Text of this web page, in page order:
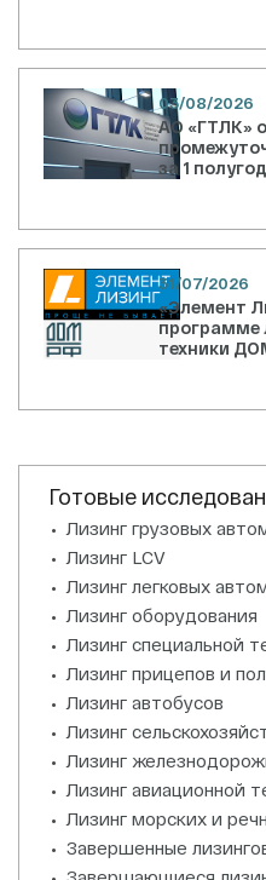
03/08/2026
АО «ГТЛК»
за 1
31/07/2026
«Элемент
программе
техники
Готовые
Лизинг грузовых
Лизинг LCV
Лизинг легковых
Лизинг оборудования
Лизинг специальной
Лизинг прицепов и
Лизинг автобусов
Лизинг
Лизинг
Лизинг авиационной
Лизинг морских и
Завершенные